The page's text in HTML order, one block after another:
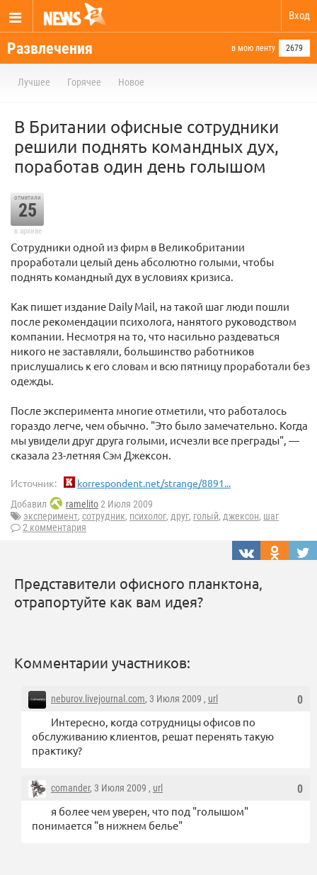
Вход
Развлечения в мою ленту 2679
Лучшее Горячее Новое
В Британии офисные сотрудники
решили поднять командных дух,
поработав один день голышом
отметили
25
в архиве
Сотрудники одной из фирм в Великобритании
проработали целый день абсолютно голыми, чтобы
поднять командный дух в условиях кризиса.
Как пишет издание Daily Mail, на такой шаг люди пошли
после рекомендации психолога, нанятого руководством
компании. Несмотря на то, что насильно раздеваться
никого не заставляли, большинство работников
прислушались к его словам и всю пятницу проработали без
одежды.
После эксперимента многие отметили, что работалось
гораздо легче, чем обычно. "Это было замечательно. Когда
мы увидели друг друга голыми, исчезли все преграды", —
сказала 23-летняя Сэм Джексон.
Источник: korrespondent.net/strange/8891...
Добавил ramelito2 Июля 2009
эксперимент, сотрудник, психолог, друг, голый, джексон, шаг
2 комментария
Представители офисного планктона,
отрапортуйте как вам идея?
Комментарии участников:
0
neburov.livejournal.com, 3 Июля 2009 , url
Интересно, когда сотрудницы офисов по
обслуживанию клиентов, решат перенять такую
практику?
0
comander, 3 Июля 2009 , url
я более чем уверен, что под "голышом"
понимается "в нижнем белье"